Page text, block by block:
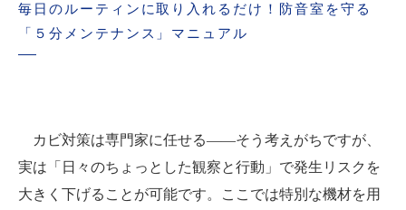
毎日のルーティンに取り入れるだけ！防音室を守る
「５分メンテナンス」マニュアル
カビ対策は専門家に任せる――そう考えがちですが、
実は「日々のちょっとした観察と行動」で発生リスクを
大きく下げることが可能です。ここでは特別な機材を用